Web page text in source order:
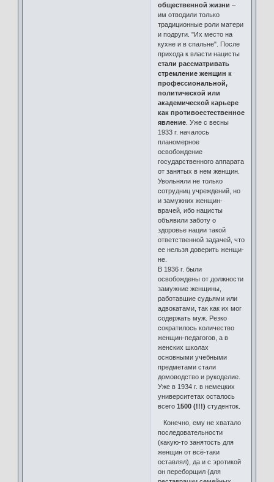
общественной жизни –
им отводили только
традиционные роли матери
и подруги. "Их место на
кухне и в спальне". После
прихода к власти нацисты
стали рассматривать
стремление женщин к
профессиональной,
политической или
академической карьере
как противоестественное
явление. Уже с весны
1933 г. началось
планомерное
освобождение
государственного аппарата
от занятых в нем женщин.
Уволь­няли не только
сотрудниц учреждений, но
и замужних жен­щин-
врачей, ибо нацисты
объявили заботу о
здоровье нации такой
ответственной задачей, что
ее нельзя доверить женщи­
не.
В 1936 г. были
освобождены от должности
замужние жен­щины,
работавшие судьями или
адвокатами, так как их мог
содержать муж. Резко
сократилось количество
женщин-педагогов, а в
женских школах
основными учебными
предметами стали
домоводство и рукоделие.
Уже в 1934 г. в немецких
университетах осталось
всего 1500 (!!!) студенток.
Конечно, ему не хватало
последовательности
(какую-то занятость для
женщин от всё-таки
оставлял), да и с эротикой
он переборщил (для